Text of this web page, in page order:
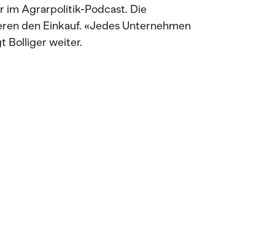
im Agrarpolitik-Podcast. Die
den Einkauf. «Jedes Unternehmen
Bolliger weiter.